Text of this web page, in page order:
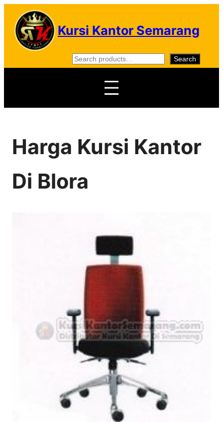
Skip
content
Kursi Kantor Semarang
S
e
c
Search
Harga Kursi Kantor
Di Blora